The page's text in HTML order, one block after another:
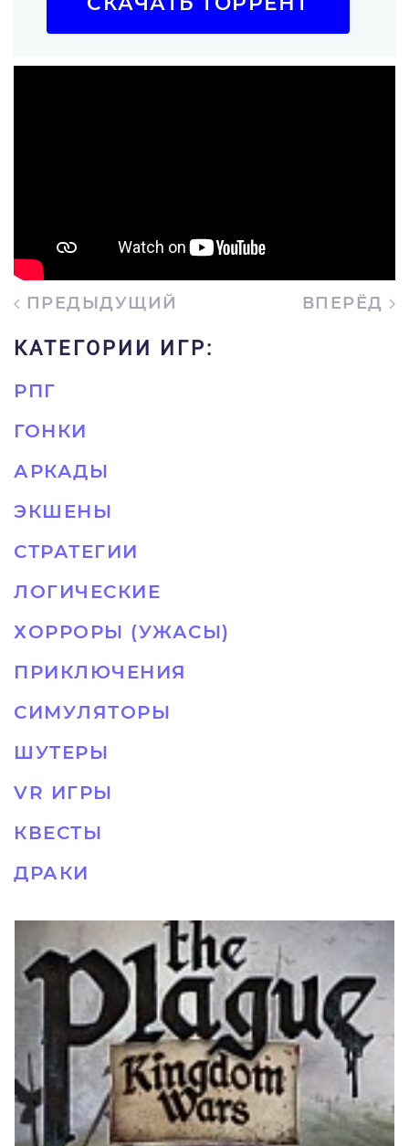
ПРЕДЫДУЩИЙ ВПЕРЁД
КАТЕГОРИИ ИГР:
РПГ
ГОНКИ
АРКАДЫ
ЭКШЕНЫ
СТРАТЕГИИ
ЛОГИЧЕСКИЕ
ХОРРОРЫ (УЖАСЫ)
ПРИКЛЮЧЕНИЯ
СИМУЛЯТОРЫ
ШУТЕРЫ
VR ИГРЫ
КВЕСТЫ
ДРАКИ